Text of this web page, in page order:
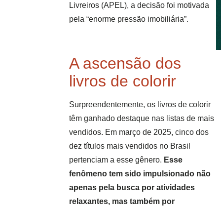
Livreiros (APEL), a decisão foi motivada
pela “enorme pressão imobiliária”.
A ascensão dos
livros de colorir
Surpreendentemente, os livros de colorir
têm ganhado destaque nas listas de mais
vendidos. Em março de 2025, cinco dos
dez títulos mais vendidos no Brasil
pertenciam a esse gênero. Esse
fenômeno tem sido impulsionado não
apenas pela busca por atividades
relaxantes, mas também por